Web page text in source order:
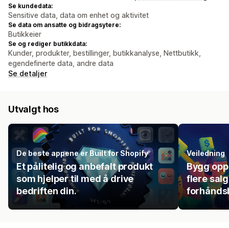
Se kundedata:
Sensitive data, data om enhet og aktivitet
Se data om ansatte og bidragsytere:
Butikkeier
Se og rediger butikkdata:
Kunder, produkter, bestillinger, butikkanalyse, Nettbutikk,
egendefinerte data, andre data
Se detaljer
Utvalgt hos
De beste appene er Built for Shopify
Et pålitelig og anbefalt produkt
som hjelper til med å drive
bedriften din.
Veiledning
Bygg
flere